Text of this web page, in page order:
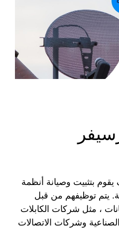
بتثبيت وصيانة أنظمة
يتم توظيفهم من قبل
، مثل شركات الكابلات
وشركات الاتصالات